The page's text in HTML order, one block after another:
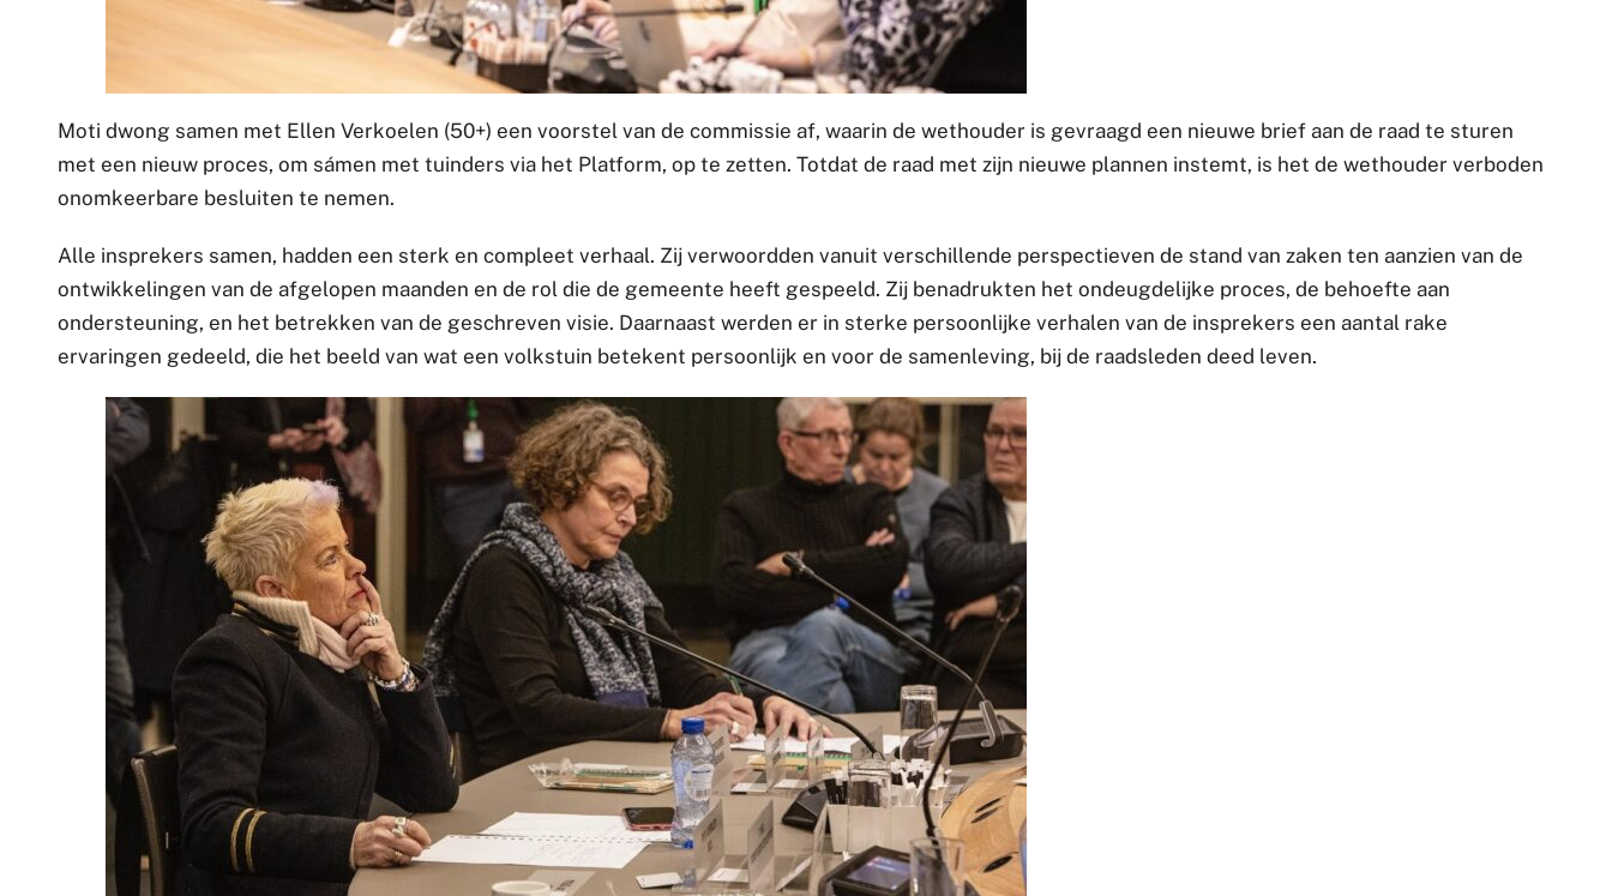
Moti dwong samen met Ellen Verkoelen (50+) een voorstel van de commissie af, waarin de wethouder is gevraagd een nieuwe brief aan de raad te sturen
met een nieuw proces, om sámen met tuinders via het Platform, op te zetten. Totdat de raad met zijn nieuwe plannen instemt, is het de wethouder verboden
onomkeerbare besluiten te nemen.
Alle insprekers samen, hadden een sterk en compleet verhaal. Zij verwoordden vanuit verschillende perspectieven de stand van zaken ten aanzien van de
ontwikkelingen van de afgelopen maanden en de rol die de gemeente heeft gespeeld. Zij benadrukten het ondeugdelijke proces, de behoefte aan
ondersteuning, en het betrekken van de geschreven visie. Daarnaast werden er in sterke persoonlijke verhalen van de insprekers een aantal rake
ervaringen gedeeld, die het beeld van wat een volkstuin betekent persoonlijk en voor de samenleving, bij de raadsleden deed leven.